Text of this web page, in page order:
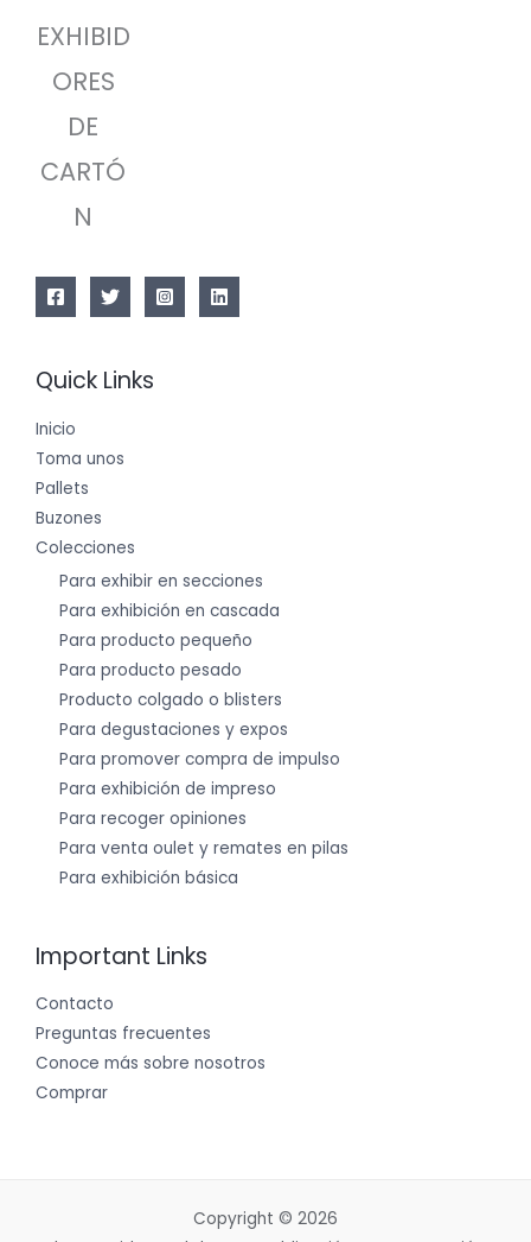
EXHIBID
ORES
DE
CARTÓ
N
Quick Links
Inicio
Toma unos
Pallets
Buzones
Colecciones
Para exhibir en secciones
Para exhibición en cascada
Para producto pequeño
Para producto pesado
Producto colgado o blisters
Para degustaciones y expos
Para promover compra de impulso
Para exhibición de impreso
Para recoger opiniones
Para venta oulet y remates en pilas
Para exhibición básica
Important Links
Contacto
Preguntas frecuentes
Conoce más sobre nosotros
Comprar
Copyright © 2026